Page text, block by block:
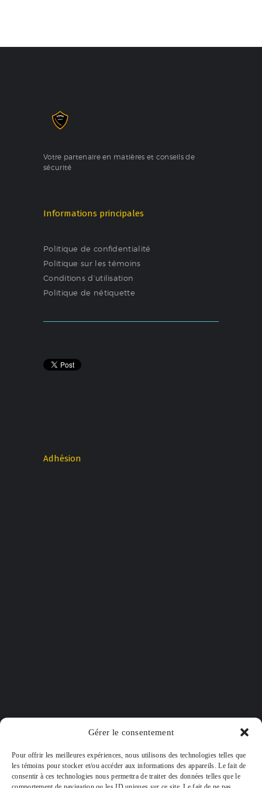
Gérer le consentement
Pour offrir les meilleures expériences, nous utilisons des technologies telles que
les témoins pour stocker et/ou accéder aux informations des appareils. Le fait de
consentir à ces technologies nous permettra de traiter des données telles que le
Votre partenaire en matières et conseils de
sécurité
Informations principales
Politique de confidentialité
Politique sur les témoins
Conditions d’utilisation
Politique de nétiquette
Adhésion
6360 Rue Jean-Talon E, Saint-Léonard,
QC, H1S 1M8, bureau 210
514-643-1675